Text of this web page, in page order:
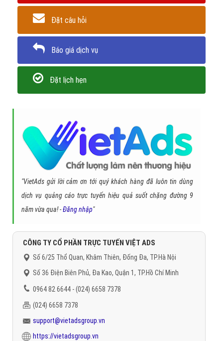
Đặt câu hỏi
Báo giá dịch vụ
Đặt lịch hẹn
"VietAds gửi lời cảm ơn tới quý khách hàng đã luôn tin dùng
dịch vụ quảng cáo trực tuyến hiệu quả suốt chặng đường 9
năm vừa qua! -Đăng nhập"
CÔNG TY CỔ PHẦN TRỰC TUYẾN VIỆT ADS
Số 6/25 Thổ Quan, Khâm Thiên, Đống Đa, TP.Hà Nội
Số 36 Điện Biên Phủ, Đa Kao, Quận 1, TP.Hồ Chí Minh
0964 82 6644 - (024) 6658 7378
(024) 6658 7378
support@vietadsgroup.vn
https://vietadsgroup.vn